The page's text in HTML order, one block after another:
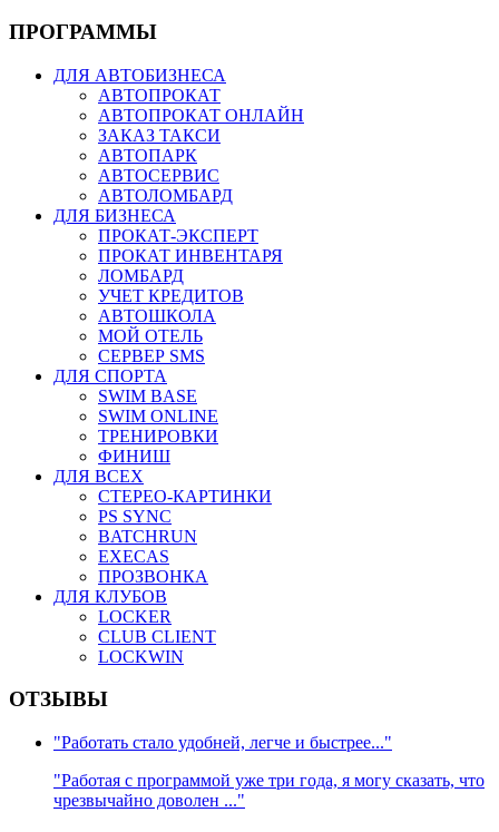
ПРОГРАММЫ
ДЛЯ АВТОБИЗНЕСА
АВТОПРОКАТ
АВТОПРОКАТ ОНЛАЙН
ЗАКАЗ ТАКСИ
АВТОПАРК
АВТОСЕРВИС
АВТОЛОМБАРД
ДЛЯ БИЗНЕСА
ПРОКАТ-ЭКСПЕРТ
ПРОКАТ ИНВЕНТАРЯ
ЛОМБАРД
УЧЕТ КРЕДИТОВ
АВТОШКОЛА
МОЙ ОТЕЛЬ
СЕРВЕР SMS
ДЛЯ СПОРТА
SWIM BASE
SWIM ONLINE
ТРЕНИРОВКИ
ФИНИШ
ДЛЯ ВСЕХ
СТЕРЕО-КАРТИНКИ
PS SYNC
BATCHRUN
EXECAS
ПРОЗВОНКА
ДЛЯ КЛУБОВ
LOCKER
CLUB CLIENT
LOCKWIN
ОТЗЫВЫ
"Работать стало удобней, легче и быстрее..."
"Работая с программой уже три года, я могу сказать, что
чрезвычайно доволен ..."